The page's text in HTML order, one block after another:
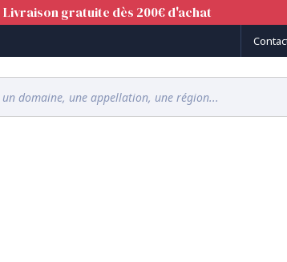
Livraison gratuite dès 200€ d'achat